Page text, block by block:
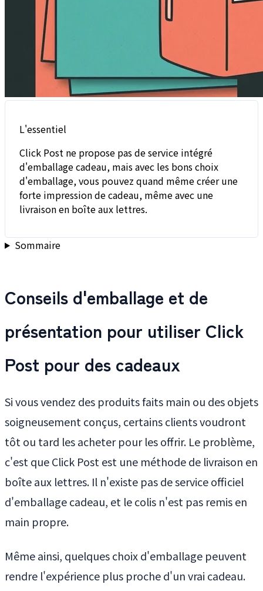
L'essentiel
Click Post ne propose pas de service intégré
d'emballage cadeau, mais avec les bons choix
d'emballage, vous pouvez quand même créer une
forte impression de cadeau, même avec une
livraison en boîte aux lettres.
Sommaire
Conseils d'emballage et de
présentation pour utiliser Click
Post pour des cadeaux
Si vous vendez des produits faits main ou des objets
soigneusement conçus, certains clients voudront
tôt ou tard les acheter pour les offrir. Le problème,
c'est que Click Post est une méthode de livraison en
boîte aux lettres. Il n'existe pas de service officiel
d'emballage cadeau, et le colis n'est pas remis en
main propre.
Même ainsi, quelques choix d'emballage peuvent
rendre l'expérience plus proche d'un vrai cadeau.